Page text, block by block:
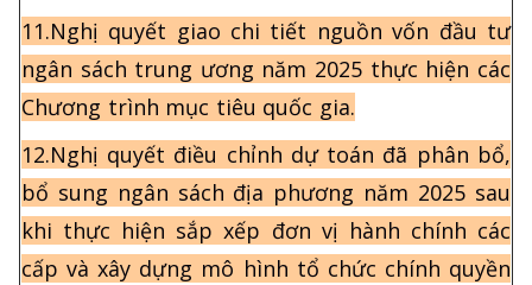
11.Nghị quyết giao chi tiết nguồn vốn đầu tư
ngân sách trung ương năm 2025 thực hiện các
Chương trình mục tiêu quốc gia.
12.Nghị quyết điều chỉnh dự toán đã phân bổ,
bổ sung ngân sách địa phương năm 2025 sau
khi thực hiện sắp xếp đơn vị hành chính các
cấp và xây dựng mô hình tổ chức chính quyền